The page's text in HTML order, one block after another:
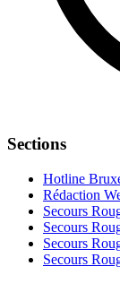
Sections
Hotline
Rédaction
Secours
Secours
Secours
Secours